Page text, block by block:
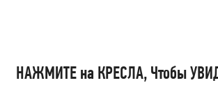
НАЖМИТЕ на КРЕСЛА, Чтобы